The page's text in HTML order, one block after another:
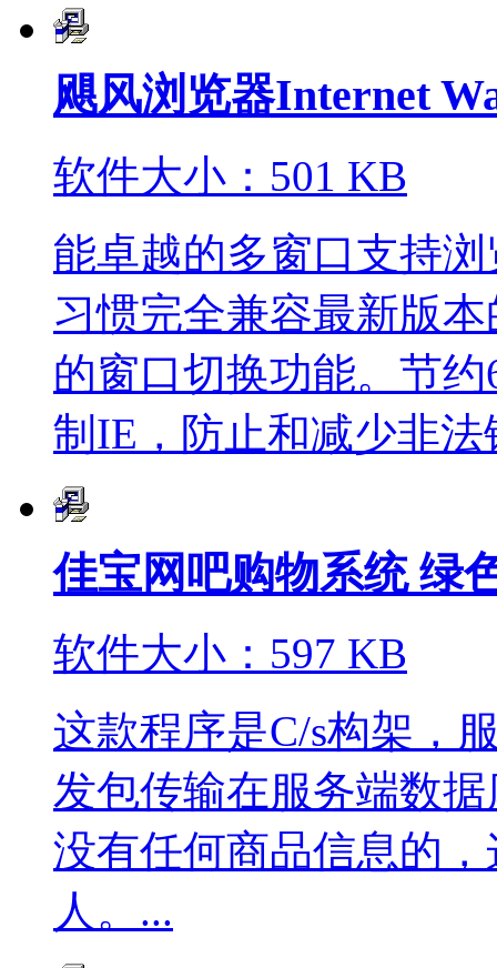
飓风浏览器Internet
软件大小：501 KB
能卓越的多窗口支持
习惯完全兼容最新版
的窗口切换功能。节
制IE，防止和减少非法
佳宝网吧购物系统 绿
软件大小：597 KB
这款程序是C/s构架，
发包传输在服务端数
没有任何商品信息的
人。...